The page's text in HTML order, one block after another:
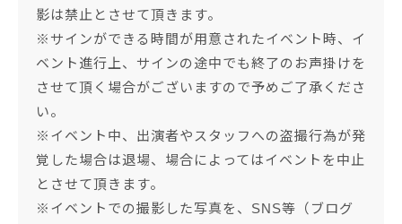
影は禁止とさせて頂きます。
※サインができる時間が用意されたイベント時、イ
ベント進行上、サインの途中でも終了のお声掛けを
させて頂く場合がございますので予めご了承くださ
い。
※イベント中、出演者やスタッフへの盗撮行為が発
覚した場合は退場、場合によってはイベントを中止
とさせて頂きます。
※イベントでの撮影した写真を、SNS等（ブログ